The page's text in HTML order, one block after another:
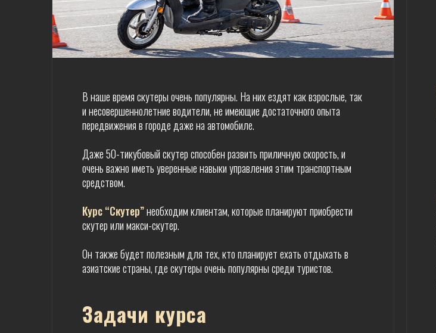
В наше время скутеры очень популярны. На них ездят как взрослые, так
и несовершеннолетние водители, не имеющие достаточного опыта
передвижения в городе даже на автомобиле.
Даже 50-тикубовый скутер способен развить приличную скорость, и
очень важно иметь уверенные навыки управления этим транспортным
средством.
Курс “Скутер”необходим клиентам, которые планируют приобрести
скутер или макси-скутер.
Он также будет полезным для тех, кто планирует ехать отдыхать в
азиатские страны, где скутеры очень популярны среди туристов.
Задачи курса